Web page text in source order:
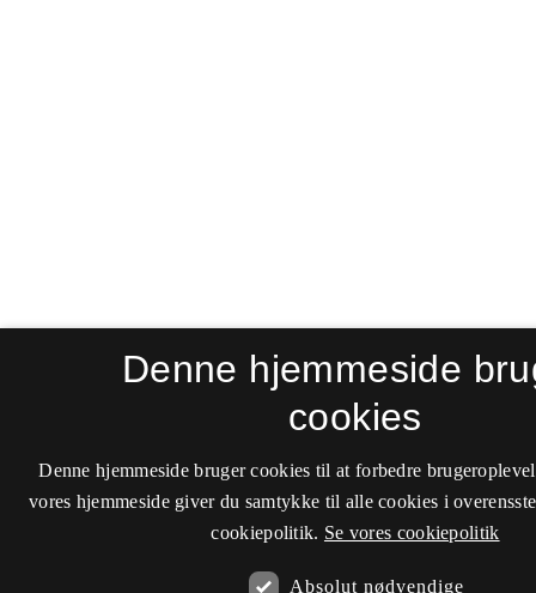
Denne hjemmeside
cookies
Denne hjemmeside bruger cookies til at forbedre
vores hjemmeside giver du samtykke til alle cookies i
cookiepolitik. Se vores cookiepolitik
Absolut nødvendige